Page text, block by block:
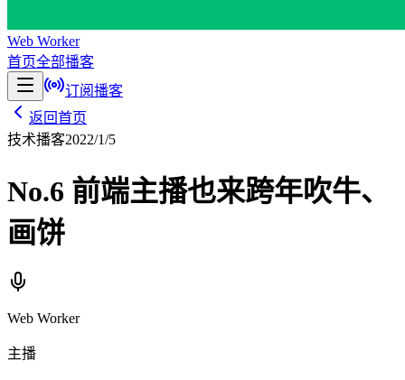
Web Worker
首页全部播客
订阅播客
返回首页
技术播客2022/1/5
No.6 前端主播也来跨年吹牛、
画饼
Web Worker
主播